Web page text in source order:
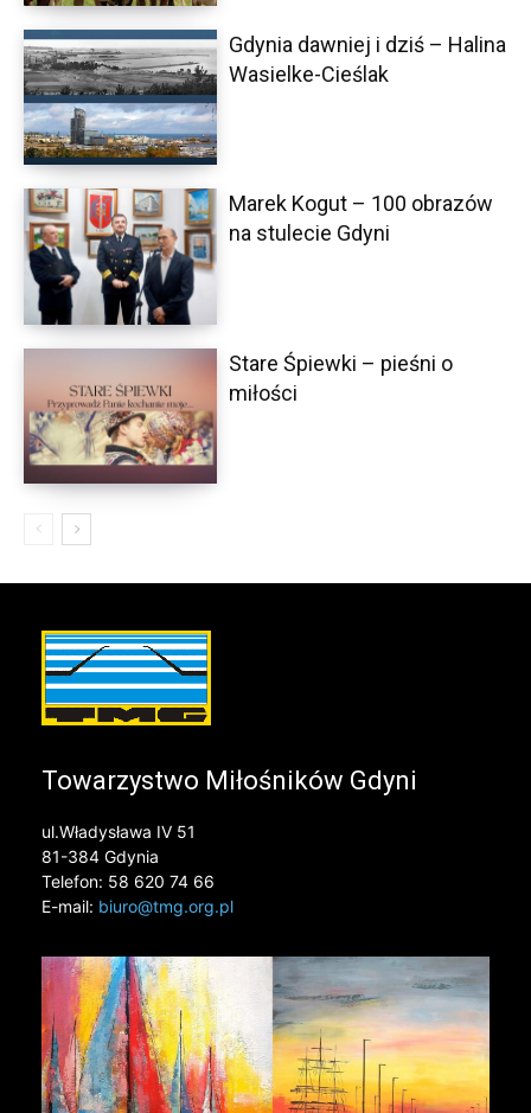
Gdynia dawniej i dziś – Halina
Wasielke-Cieślak
Marek Kogut – 100 obrazów
na stulecie Gdyni
Stare Śpiewki – pieśni o
miłości
Towarzystwo Miłośników Gdyni
ul.Władysława IV 51
81-384 Gdynia
Telefon: 58 620 74 66
E-mail: biuro@tmg.org.pl